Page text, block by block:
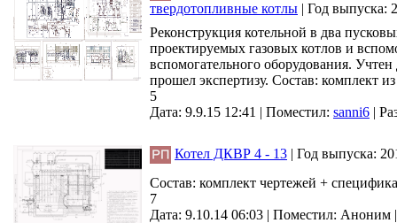
твердотопливные котлы | Год выпуска:
Реконструкция котельной в два
проектируемых газовых котлов и
вспомогательного оборудования.
прошел экспертизу. Состав: комплект
5
Дата: 9.9.15 12:41 | Поместил: sanni6 |
Котел ДКВР 4 - 13 | Год выпуска:
Состав: комплект чертежей +
7
Дата: 9.10.14 06:03 | Поместил: Аноним